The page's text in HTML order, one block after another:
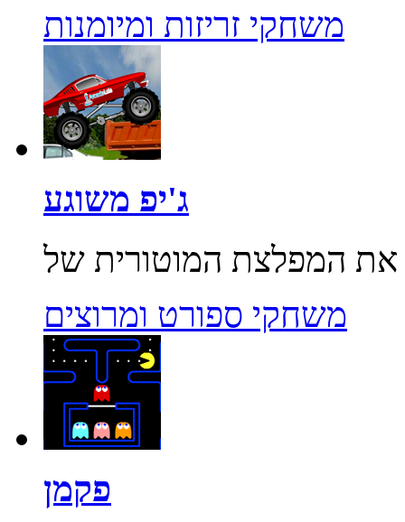
משחקי זריזות ומיומנות
ג'יפ משוגע
משחקי ספורט ומרוצים
פקמן